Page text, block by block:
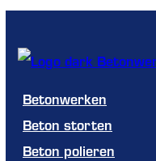
Betonwerken
Beton storten
Beton polieren